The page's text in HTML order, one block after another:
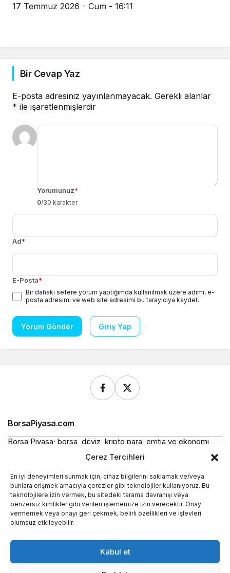
Çerez Tercihleri
En iyi deneyimleri sunmak için, cihaz bilgilerini saklamak ve/veya
bunlara erişmek amacıyla çerezler gibi teknolojiler kullanıyoruz. Bu
teknolojilere izin vermek, bu sitedeki tarama davranışı veya
benzersiz kimlikler gibi verileri işlememize izin verecektir. Onay
vermemek veya onayı geri çekmek, belirli özellikleri ve işlevleri
olumsuz etkileyebilir.
Kabul et
17 Temmuz 2026 - Cum - 16:11
Bir Cevap Yaz
E-posta adresiniz yayınlanmayacak. Gerekli alanlar
* ile işaretlenmişlerdir
Yorumunuz*
0/30 karakter
Ad*
E-Posta*
Bir dahaki sefere yorum yaptığımda kullanılmak üzere adımı, e-
posta adresimi ve web site adresimi bu tarayıcıya kaydet.
Yorum Gönder Giriş Yap
BorsaPiyasa.com
Borsa Piyasa; borsa, döviz, kripto para, emtia ve ekonomi
alanlarında güncel haberler, piyasa verileri ve bilgilendirici
içerikler sunan bağımsız bir dijital yayın platformudur.
Bu sitede yer alan içerikler bilgilendirme amaçlıdır ve
yatırım tavsiyesi niteliği taşımaz.
Yasal
Kurumsal